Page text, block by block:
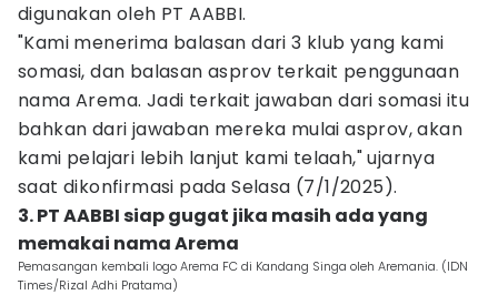
digunakan oleh PT AABBI.
"Kami menerima balasan dari 3 klub yang kami
somasi, dan balasan asprov terkait penggunaan
nama Arema. Jadi terkait jawaban dari somasi itu
bahkan dari jawaban mereka mulai asprov, akan
kami pelajari lebih lanjut kami telaah," ujarnya
saat dikonfirmasi pada Selasa (7/1/2025).
3. PT AABBI siap gugat jika masih ada yang
memakai nama Arema
Pemasangan kembali logo Arema FC di Kandang Singa oleh Aremania. (IDN
Times/Rizal Adhi Pratama)